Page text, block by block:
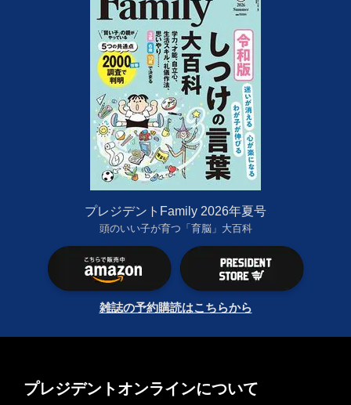
プレジデントFamily 2026年夏号
頭のいい子が育つ「育脳」大百科
雑誌の予約購読はこちらから
プレジデントオンラインについて